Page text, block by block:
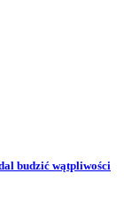
budzić wątpliwości